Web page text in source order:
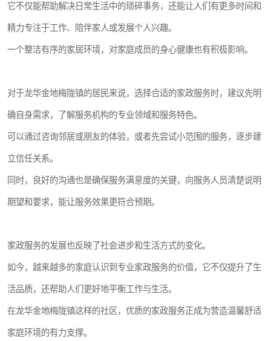
它不仅能帮助解决日常生活中的琐碎事务，还能让人们有更多时间和
精力专注于工作、陪伴家人或发展个人兴趣。
一个整洁有序的家居环境，对家庭成员的身心健康也有积极影响。
对于龙华金地梅陇镇的居民来说，选择合适的家政服务时，建议先明
确自身需求，了解服务机构的专业领域和服务特色。
可以通过咨询邻居或朋友的体验，或者先尝试小范围的服务，逐步建
立信任关系。
同时，良好的沟通也是确保服务满意度的关键，向服务人员清楚说明
期望和要求，能让服务效果更符合预期。
家政服务的发展也反映了社会进步和生活方式的变化。
如今，越来越多的家庭认识到专业家政服务的价值，它不仅提升了生
活品质，还帮助人们更好地平衡工作与生活。
在龙华金地梅陇镇这样的社区，优质的家政服务正成为营造温馨舒适
家庭环境的有力支撑。